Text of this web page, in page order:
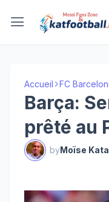
Accueil FC
Barça:
prêté au
byMoïse